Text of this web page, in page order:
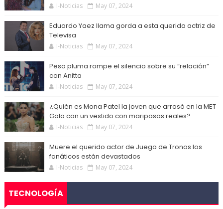
I-Noticias May 07, 2024
Eduardo Yaez llama gorda a esta querida actriz de
Televisa
I-Noticias May 07, 2024
Peso pluma rompe el silencio sobre su “relación”
con Anitta
I-Noticias May 07, 2024
¿Quién es Mona Patel la joven que arrasó en la MET
Gala con un vestido con mariposas reales?
I-Noticias May 07, 2024
Muere el querido actor de Juego de Tronos los
fanáticos están devastados
I-Noticias May 07, 2024
TECNOLOGÍA